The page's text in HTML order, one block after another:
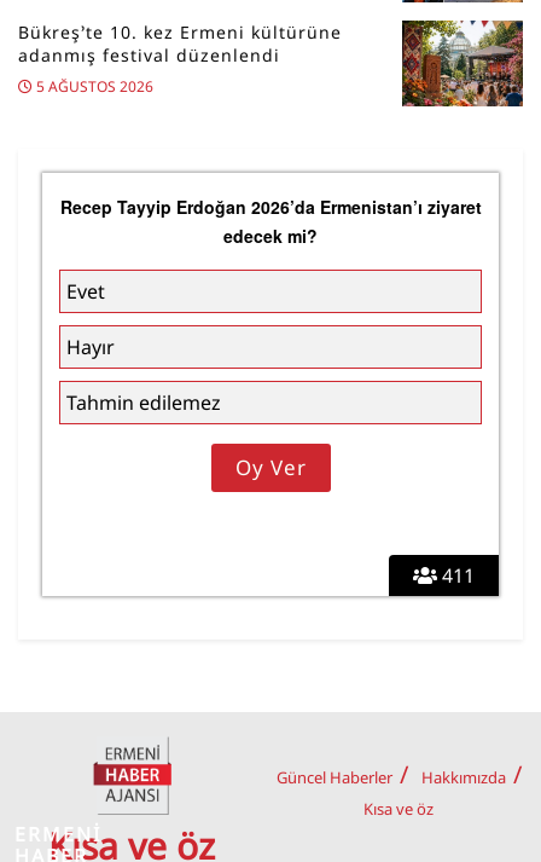
Bükreş’te 10. kez Ermeni kültürüne
adanmış festival düzenlendi
5 AĞUSTOS 2026
411
Recep Tayyip Erdoğan 2026’da Ermenistan’ı ziyaret
edecek mi?
Evet
Hayır
Tahmin edilemez
Kısa ve öz
Güncel Haberler
Hakkımızda
Kısa ve öz
ERMENİ
HABER